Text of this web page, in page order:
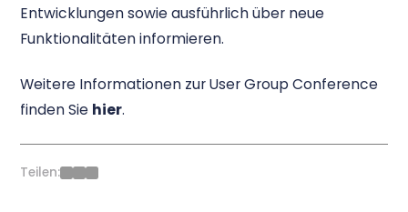
Entwicklungen sowie ausführlich über neue
Funktionalitäten informieren.
Weitere Informationen zur User Group Conference
finden Sie hier.
Teilen: